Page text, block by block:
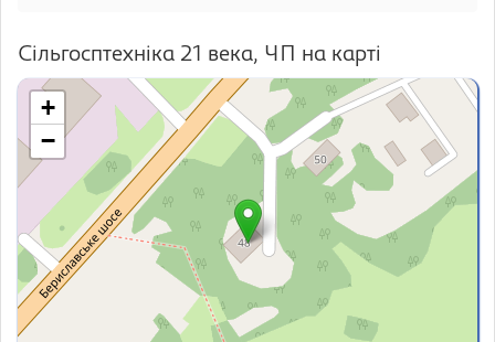
Сільгосптехніка 21 века, ЧП на карті
+
−